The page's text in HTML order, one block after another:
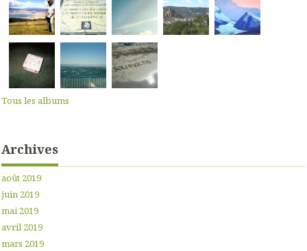
Tous les albums
Archives
août 2019
juin 2019
mai 2019
avril 2019
mars 2019